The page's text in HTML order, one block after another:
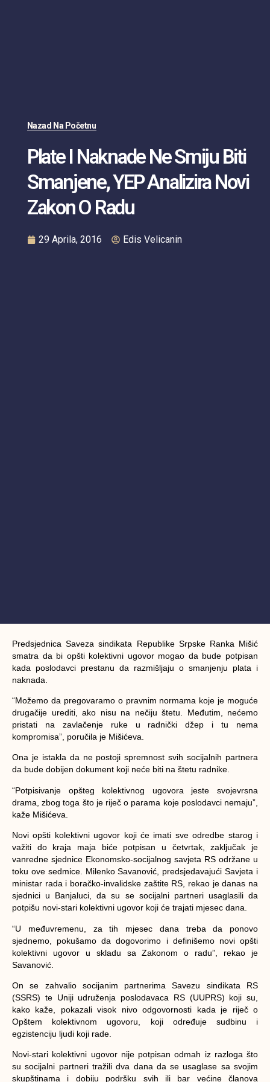
Nazad Na Početnu
Plate I Naknade Ne Smiju Biti
Smanjene, YEP Analizira Novi
Zakon O Radu
29 Aprila, 2016 Edis Velicanin
Predsjednica Saveza sindikata Republike Srpske Ranka Mišić
smatra da bi opšti kolektivni ugovor mogao da bude potpisan
kada poslodavci prestanu da razmišljaju o smanjenju plata i
naknada.
“Možemo da pregovaramo o pravnim normama koje je moguće
drugačije urediti, ako nisu na nečiju štetu. Međutim, nećemo
pristati na zavlačenje ruke u radnički džep i tu nema
kompromisa”, poručila je Mišićeva.
Ona je istakla da ne postoji spremnost svih socijalnih partnera
da bude dobijen dokument koji neće biti na štetu radnike.
“Potpisivanje opšteg kolektivnog ugovora jeste svojevrsna
drama, zbog toga što je riječ o parama koje poslodavci nemaju”,
kaže Mišićeva.
Novi opšti kolektivni ugovor koji će imati sve odredbe starog i
važiti do kraja maja biće potpisan u četvrtak, zaključak je
vanredne sjednice Ekonomsko-socijalnog savjeta RS održane u
toku ove sedmice. Milenko Savanović, predsjedavajući Savjeta i
ministar rada i boračko-invalidske zaštite RS, rekao je danas na
sjednici u Banjaluci, da su se socijalni partneri usaglasili da
potpišu novi-stari kolektivni ugovor koji će trajati mjesec dana.
“U međuvremenu, za tih mjesec dana treba da ponovo
sjednemo, pokušamo da dogovorimo i definišemo novi opšti
kolektivni ugovor u skladu sa Zakonom o radu”, rekao je
Savanović.
On se zahvalio socijanim partnerima Savezu sindikata RS
(SSRS) te Uniji udruženja poslodavaca RS (UUPRS) koji su,
kako kaže, pokazali visok nivo odgovornosti kada je riječ o
Opštem kolektivnom ugovoru, koji određuje sudbinu i
egzistenciju ljudi koji rade.
Novi-stari kolektivni ugovor nije potpisan odmah iz razloga što
su socijalni partneri tražili dva dana da se usaglase sa svojim
skupštinama i dobiju podršku svih ili bar većine članova